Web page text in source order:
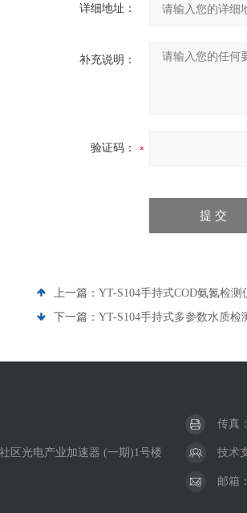
详细地址：
补充说明：
验证码：
上一篇： YT-S104手持式COD氨氮检测
下一篇： YT-S104手持式多参数水质检
传真：
区光电产业加速器 (一期)1号楼
技术
邮箱